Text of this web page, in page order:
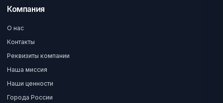
Компания
О нас
Контакты
Реквизиты компании
Наша миссия
Наши ценности
Города России